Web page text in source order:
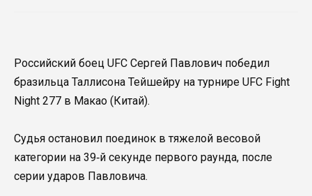
Российский боец UFC Сергей Павлович победил
бразильца Таллисона Тейшейру на турнире UFC Fight
Night 277 в Макао (Китай).
Судья остановил поединок в тяжелой весовой
категории на 39‑й секунде первого раунда, после
серии ударов Павловича.